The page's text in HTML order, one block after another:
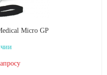
Micro GP